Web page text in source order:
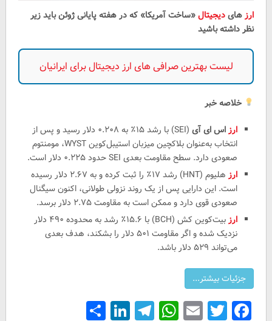
ارزهایدیجیتال«ساخت آمریکا» که در هفته پایانی ژوئن باید زیر
نظر داشته باشید
لیست بهترین صرافی های ارز دیجیتال برای ایرانیان
خلاصه خبر
ارزاس ای آی
(SEI) با رشد ۱۵٪ به ۰.۲۰۸ دلار رسید و پس از
انتخاب به‌عنوان بلاکچین میزبان استیبل‌کوین WYST، مومنتوم
صعودی دارد. سطح مقاومت بعدی SEI حدود ۰.۲۲۵ دلار است.
ارز
هلیوم (HNT) رشد ۱۷٪ را ثبت کرده و به ۲.۶۷ دلار رسیده
است. این دارایی پس از یک روند نزولی طولانی، اکنون سیگنال
صعودی قوی دارد و ممکن است به مقاومت ۲.۷۵ دلار برسد.
ارز
بیت‌کوین کش (BCH) با ۱۵.۶٪ رشد به محدوده ۴۹۰ دلار
نزدیک شده و اگر مقاومت ۵۰۱ دلار را بشکند، هدف بعدی
می‌تواند ۵۲۹ دلار باشد.
Facebook
Twitter
Email
WhatsApp
Telegram
LinkedIn
Share